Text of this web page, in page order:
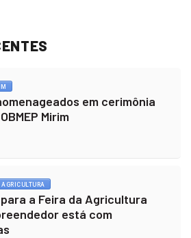
em cerimônia
Mirim
AGRICULTURA
a Feira da Agricultura
está com